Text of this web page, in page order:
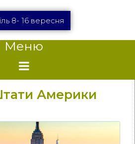
8- 16 вересня
Меню
Америки